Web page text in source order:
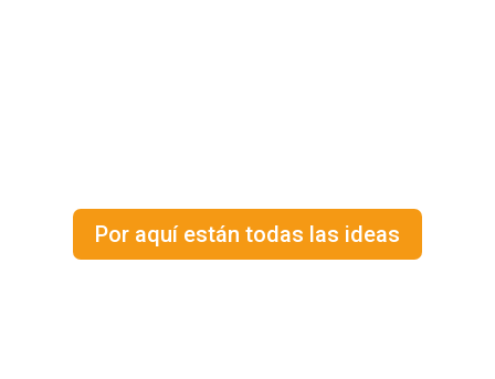
Por aquí están todas las ideas